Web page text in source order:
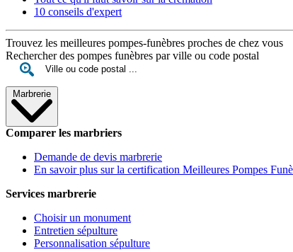
10 conseils d'expert
Trouvez les meilleures pompes-funèbres proches de chez vous
Rechercher des pompes funèbres par ville ou code postal
Marbrerie
Comparer les marbriers
Demande de devis marbrerie
En savoir plus sur la certification Meilleures Pompes
Services marbrerie
Choisir un monument
Entretien sépulture
Personnalisation sépulture